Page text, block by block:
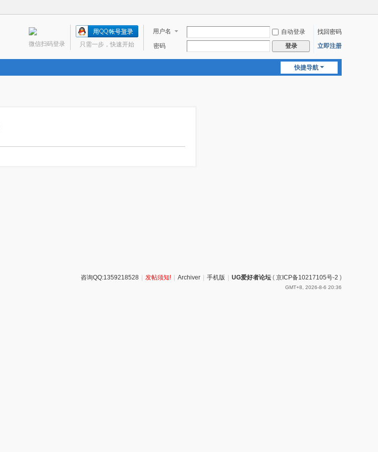
用户名 自动登录
找回密码
密码
登录 立即注册
只需一步，快速开始
微信扫码登录
快捷导航
咨询QQ:1359218528 发帖须知! Archiver 手机版 UG爱好者论坛 ( 京ICP备10217105号-2 )
GMT+8, 2026-8-6 20:36